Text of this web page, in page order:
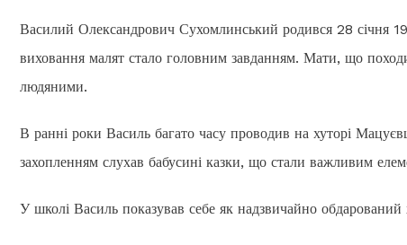
Василий Олександрович Сухомлинський родився 28 січня
виховання малят стало головним завданням. Мати, що
людяними.
В ранні роки Василь багато часу проводив на хуторі
захопленням слухав бабусині казки, що стали важливим
У школі Василь показував себе як надзвичайно